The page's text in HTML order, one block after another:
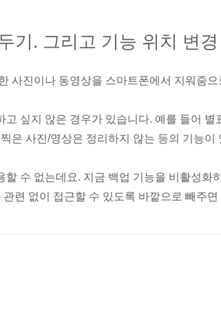
기. 그리고 기능 위치 변경
사진이나 동영상을 스마트폰에서 지워줌으
싶지 않은 경우가 있습니다. 예를 들어 별
은 사진/영상은 정리하지 않는 등의 기능이
수 없는데요. 지금 백업 기능을 비활성화
련 없이 접근할 수 있도록 바깥으로 빼주